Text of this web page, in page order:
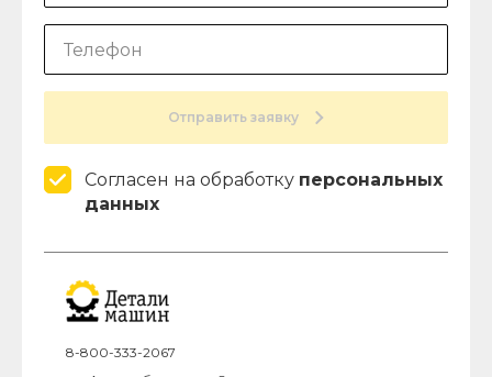
Отправить заявку
Согласен на обработку персональных
данных
8-800-333-2067